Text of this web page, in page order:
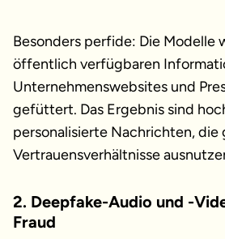
Besonders perfide: Die Modelle
öffentlich verfügbaren
Unternehmenswebsites und
gefüttert. Das Ergebnis sind
personalisierte Nachrichten, die
Vertrauensverhältnisse
2. Deepfake-Audio und -
Fraud